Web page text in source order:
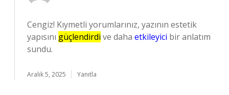
Cengiz! Kıymetli yorumlarınız, yazının estetik
yapısını güçlendirdi ve daha etkileyici bir anlatım
sundu.
Aralık 5, 2025 Yanıtla